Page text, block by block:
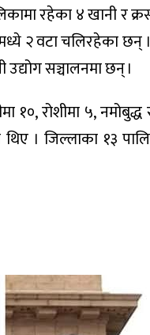
रहेका ४ खानी र
२ वटा चलिरहेका छन्
सञ्चालनमा छन् ।
१०, रोशीमा ५,
थिए । जिल्लाका १३